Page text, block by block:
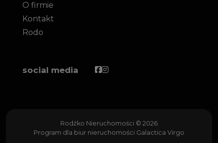
O firmie
Kontakt
Rodo
social media Facebook
Facebook
Rodźko Nieruchomości © 2026
Program dla biur nieruchomości Galactica Virgo